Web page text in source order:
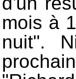
mois à
nuit".